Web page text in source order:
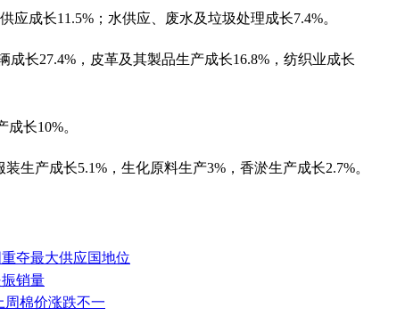
成长11.5%；水供应、废水及垃圾处理成长7.4%。
长27.4%，皮革及其製品生产成长16.8%，纺织业成长
长10%。
生产成长5.1%，生化原料生产3%，香淤生产成长2.7%。
夺最大供应国地位
销量
周棉价涨跌不一